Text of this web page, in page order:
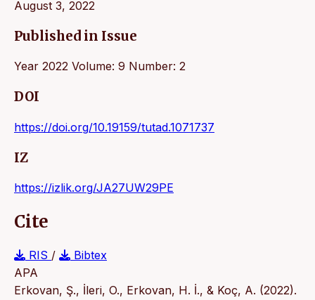
August 3, 2022
Published in Issue
Year 2022 Volume: 9 Number: 2
DOI
https://doi.org/10.19159/tutad.1071737
IZ
https://izlik.org/JA27UW29PE
Cite
RIS /
Bibtex
APA
Erkovan, Ş., İleri, O., Erkovan, H. İ., & Koç, A. (2022).